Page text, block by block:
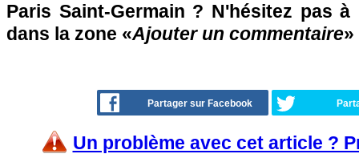
Paris Saint-Germain ? N'hésitez pas
dans la zone «Ajouter un commentaire
Partager sur Facebook
Un problème avec cet article ?